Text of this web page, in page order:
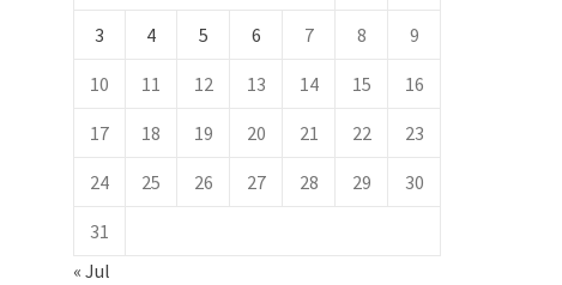
3 4 5 6 7 8 9
10 11 12 13 14 15 16
17 18 19 20 21 22 23
24 25 26 27 28 29 30
31
« Jul